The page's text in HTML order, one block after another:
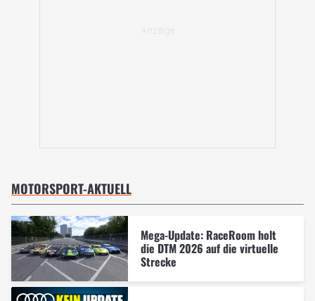
MOTORSPORT-AKTUELL
Mega-Update: RaceRoom holt
die DTM 2026 auf die virtuelle
Strecke